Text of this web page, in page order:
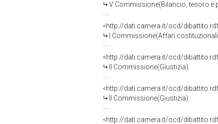
V Commissione(Bilancio, tesoro e
<http://dati.camera.it/ocd/
I Commissione(Affari
<http://dati.camera.it/ocd/
II Commissione(Giustizia)
<http://dati.camera.it/ocd/
II Commissione(Giustizia)
<http://dati.camera.it/ocd/